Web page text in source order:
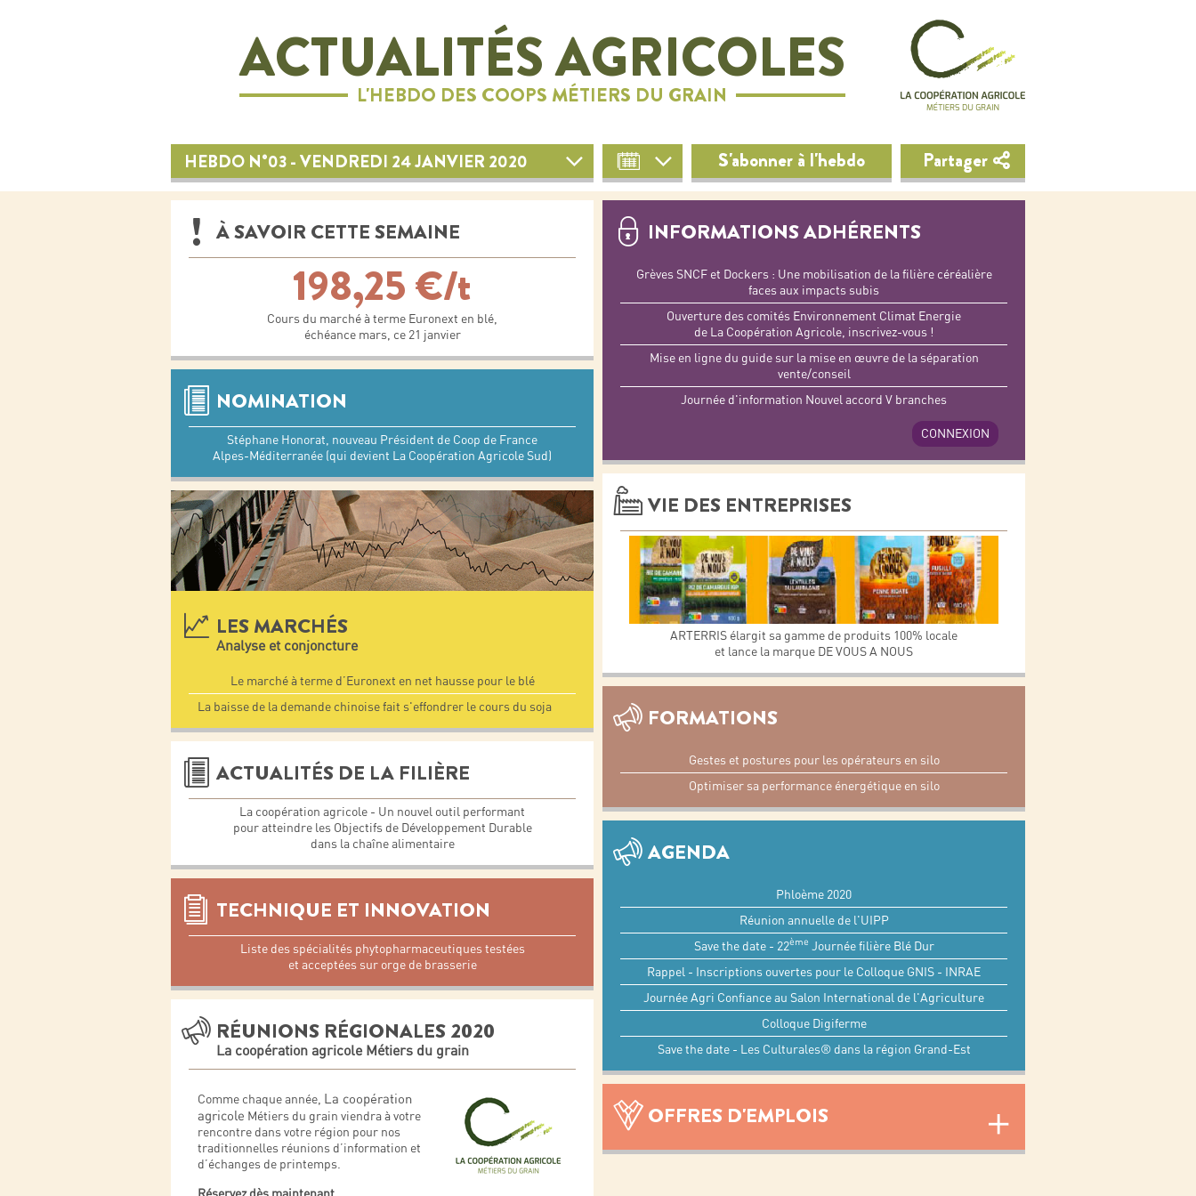
ACTUALITÉS AGRICOLES
L'HEBDO DES COOPS MÉTIERS DU GRAIN
S'abonner à l'hebdo Partager
HEBDO N°03 - VENDREDI 24 JANVIER 2020
À SAVOIR CETTE SEMAINE
198,25 €/t
Cours du marché à terme Euronext en blé,
échéance mars, ce 21 janvier
NOMINATION
Stéphane Honorat, nouveau Président de Coop de France
Alpes-Méditerranée (qui devient La Coopération Agricole Sud)
LES MARCHÉS
Analyse et conjoncture
Le marché à terme d’Euronext en net hausse pour le blé
La baisse de la demande chinoise fait s'effondrer le cours du soja
ACTUALITÉS DE LA FILIÈRE
La coopération agricole - Un nouvel outil performant
pour atteindre les Objectifs de Développement Durable
dans la chaîne alimentaire
TECHNIQUE ET INNOVATION
Liste des spécialités phytopharmaceutiques testées
et acceptées sur orge de brasserie
RÉUNIONS RÉGIONALES 2020
La coopération agricole Métiers du grain
Comme chaque année, La coopération
agricole Métiers du grain viendra à votre
rencontre dans votre région pour nos
traditionnelles réunions d’information et
d’échanges de printemps.
INFORMATIONS ADHÉRENTS
Grèves SNCF et Dockers : Une mobilisation de la filière céréalière
faces aux impacts subis
Ouverture des comités Environnement Climat Energie
de La Coopération Agricole, inscrivez-vous !
Mise en ligne du guide sur la mise en œuvre de la séparation
vente/conseil
Journée d'information Nouvel accord V branches
CONNEXION
VIE DES ENTREPRISES
ARTERRIS élargit sa gamme de produits 100% locale
et lance la marque DE VOUS A NOUS
FORMATIONS
Gestes et postures pour les opérateurs en silo
Optimiser sa performance énergétique en silo
AGENDA
Phloème 2020
Réunion annuelle de l'UIPP
Save the date - 22ème Journée filière Blé Dur
Rappel - Inscriptions ouvertes pour le Colloque GNIS - INRAE
Journée Agri Confiance au Salon International de l'Agriculture
Colloque Digiferme
Save the date - Les Culturales® dans la région Grand-Est
OFFRES D'EMPLOIS